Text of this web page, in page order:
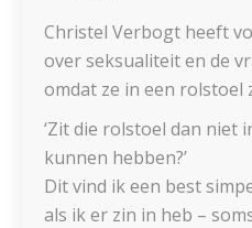
Christel Verbogt heeft
over seksualiteit en de
omdat ze in een rolstoel
‘Zit die rolstoel dan niet
kunnen hebben?’
Dit vind ik een best
als ik er zin in heb –